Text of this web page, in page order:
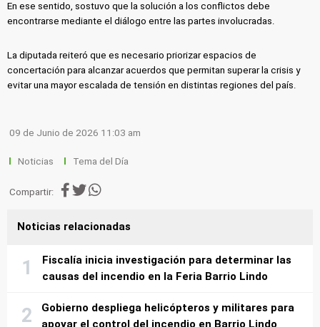
En ese sentido, sostuvo que la solución a los conflictos debe
encontrarse mediante el diálogo entre las partes involucradas.
La diputada reiteró que es necesario priorizar espacios de
concertación para alcanzar acuerdos que permitan superar la crisis y
evitar una mayor escalada de tensión en distintas regiones del país.
09 de Junio de 2026 11:03 am
Noticias Tema del Día
Compartir:
Noticias relacionadas
Fiscalía inicia investigación para determinar las
causas del incendio en la Feria Barrio Lindo
Gobierno despliega helicópteros y militares para
apoyar el control del incendio en Barrio Lindo